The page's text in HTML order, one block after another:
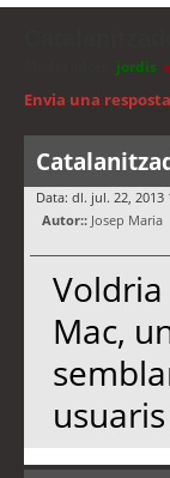
jordis
Envia una resposta
Data: dl. jul. 22, 2013
Autor:: Josep Maria
Mac,